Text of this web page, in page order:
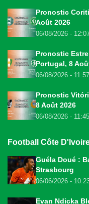
Pronostic
Août 2026
06/08/2026 -
Pronostic
Portugal, 8
06/08/2026 - 11:57
Pronostic
8 Août 2026
06/08/2026 - 11:45
Football Côte
Guéla Doué :
Strasbourg
06/06/2026 -
Evan Ndicka